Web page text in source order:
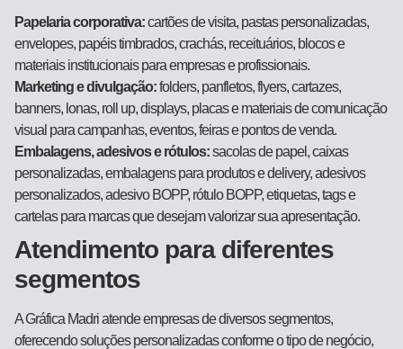
Papelaria corporativa:cartões de visita, pastas personalizadas,
envelopes, papéis timbrados, crachás, receituários, blocos e
materiais institucionais para empresas e profissionais.
Marketing e divulgação:folders, panfletos, flyers, cartazes,
banners, lonas, roll up, displays, placas e materiais de comunicação
visual para campanhas, eventos, feiras e pontos de venda.
Embalagens, adesivos e rótulos:sacolas de papel, caixas
personalizadas, embalagens para produtos e delivery, adesivos
personalizados, adesivo BOPP, rótulo BOPP, etiquetas, tags e
cartelas para marcas que desejam valorizar sua apresentação.
Atendimento para diferentes
segmentos
A Gráfica Madri atende empresas de diversos segmentos,
oferecendo soluções personalizadas conforme o tipo de negócio,